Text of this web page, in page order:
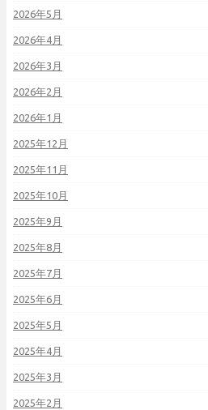
2026年5月
2026年4月
2026年3月
2026年2月
2026年1月
2025年12月
2025年11月
2025年10月
2025年9月
2025年8月
2025年7月
2025年6月
2025年5月
2025年4月
2025年3月
2025年2月